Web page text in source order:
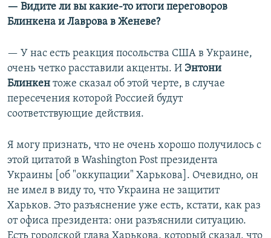
Auto 240p 360p
720p 1080p
360p
1080p
— Видите ли вы какие-то итоги переговоров
Блинкена и Лаврова в Женеве?
— У нас есть реакция посольства США в Украине,
очень четко расставили акценты. И Энтони
Блинкен тоже сказал об этой черте, в случае
пересечения которой Россией будут
соответствующие действия.
Я могу признать, что не очень хорошо получилось с
этой цитатой в Washington Post президента
Украины [об "оккупации" Харькова]. Очевидно, он
не имел в виду то, что Украина не защитит
Харьков. Это разъяснение уже есть, кстати, как раз
от офиса президента: они разъяснили ситуацию.